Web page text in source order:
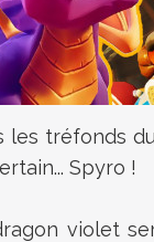
les tréfonds
Spyro !
violet